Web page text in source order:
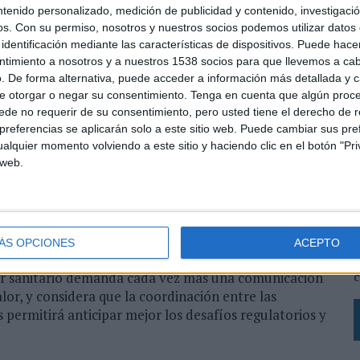
personalizado, medición de publicidad y contenido,
Con su permiso, nosotros y nuestros socios podemos utilizar datos
mediante las características de dispositivos. Puede
a nosotros y a nuestros 1538 socios para que llevemos a
De forma alternativa, puede acceder a información más detallada y
otorgar o negar su consentimiento. Tenga en cuenta que algún
no requerir de su consentimiento, pero usted tiene el derecho de
se aplicarán solo a este sitio web. Puede cambiar sus
momento volviendo a este sitio y haciendo clic en el botón
OPCIONES ACEPTO
el crecimiento del negocio de salud de
de marketing, comunicación corporativa y
reforzar la conexión entre las estrategias
cada vez más relevante para las empresas
de comunicación corporativa, patient advocacy,
farmacéuticas y organizaciones sanitarias.
y desarrollo de nuevos proyectos empresariales
en el mercado y su visión 360 de la comunicación
valor a nuestros clientes", afirma Gemma
y Bruselas.
sanitario demanda cada vez más una comunicación
y considera que la coordinación entre las
permitirá anticipar mejor los desafíos regulatorios y